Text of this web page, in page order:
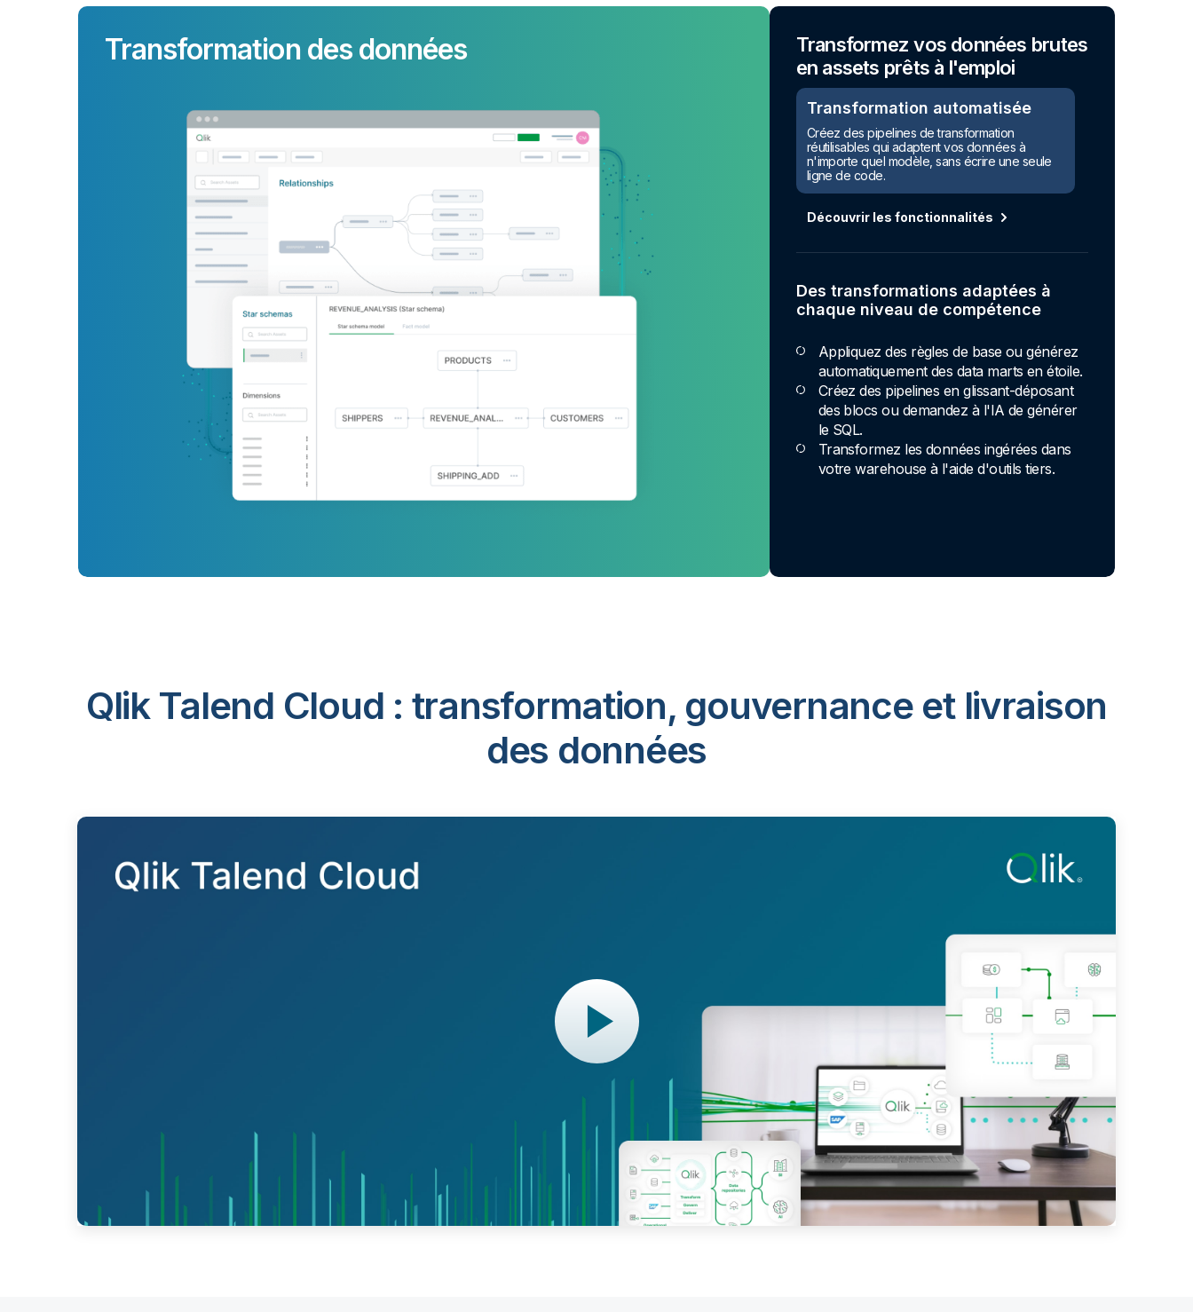
Transformation des données
Transformez vos données brutes
en assets prêts à l'emploi
Transformation automatisée
Créez des pipelines de transformation
réutilisables qui adaptent vos données à
n'importe quel modèle, sans écrire une seule
ligne de code.
Découvrir les fonctionnalités
Des transformations adaptées à
chaque niveau de compétence
Appliquez des règles de base ou générez
automatiquement des data marts en étoile.
Créez des pipelines en glissant-déposant
des blocs ou demandez à l'IA de générer
le SQL.
Transformez les données ingérées dans
votre warehouse à l'aide d'outils tiers.
Qlik Talend Cloud : transformation, gouvernance et livraison
des données